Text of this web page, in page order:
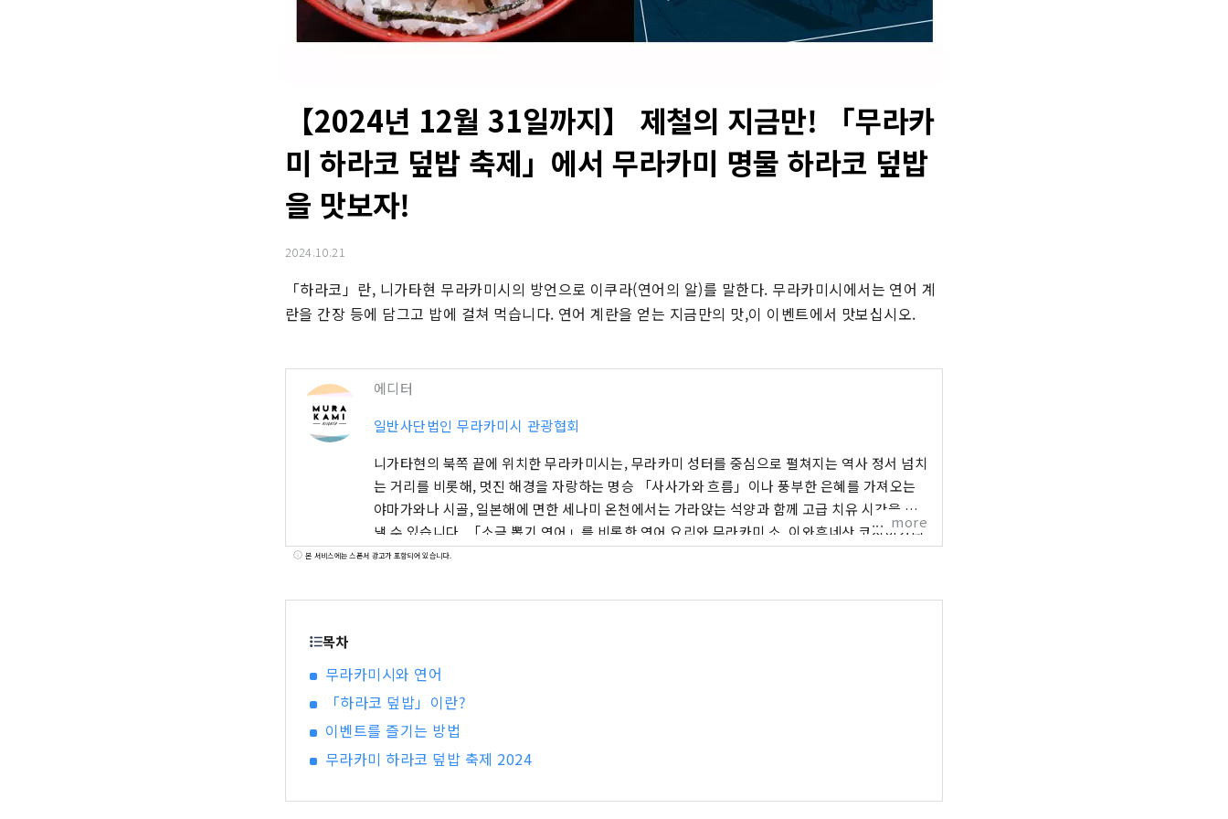
【2024년 12월 31일까지】 제철의 지금만! 「무라카
미 하라코 덮밥 축제」에서 무라카미 명물 하라코 덮밥
을 맛보자!
2024.10.21
「하라코」란, 니가타현 무라카미시의 방언으로 이쿠라(연어의 알)를 말한다. 무라카미시에서는 연어 계
란을 간장 등에 담그고 밥에 걸쳐 먹습니다. 연어 계란을 얻는 지금만의 맛,이 이벤트에서 맛보십시오.
에디터
일반사단법인 무라카미시 관광협회
니가타현의 북쪽 끝에 위치한 무라카미시는, 무라카미 성터를 중심으로 펼쳐지는 역사 정서 넘치
는 거리를 비롯해, 멋진 해경을 자랑하는 명승 「사사가와 흐름」이나 풍부한 은혜를 가져오는
야마가와나 시골, 일본해에 면한 세나미 온천에서는 가라앉는 석양과 함께 고급 치유 시간을 보
낼 수 있습니다. 「소금 뽑기 연어」를 비롯한 연어 요리와 무라카미 소, 이와후네산 코시히카리
등, 무라카미에서 밖에 맛볼 수 없는 맛도 가득합니다. 역사와 전통, 풍부한 자연과 미식의 거리·
more
본 서비스에는 스폰서 광고가 포함되어 있습니다.
목차
무라카미시와 연어
「하라코 덮밥」이란?
이벤트를 즐기는 방법
무라카미 하라코 덮밥 축제 2024